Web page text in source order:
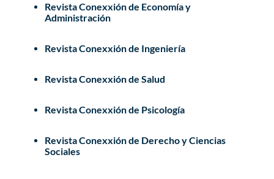
Revista Conexxión de Economía y
Administración
Revista Conexxión de Ingeniería
Revista Conexxión de Salud
Revista Conexxión de Psicología
Revista Conexxión de Derecho y Ciencias
Sociales